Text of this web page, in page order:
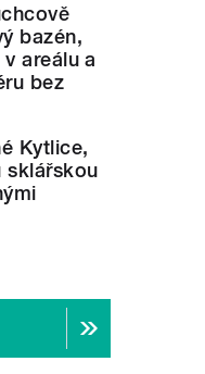
bazén,
areálu a
bez
Kytlice,
sklářskou